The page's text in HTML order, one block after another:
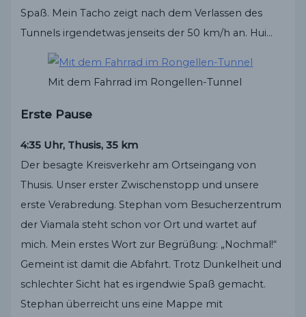
Spaß. Mein Tacho zeigt nach dem Verlassen des
Tunnels irgendetwas jenseits der 50 km/h an. Hui…
Mit dem Fahrrad im Rongellen-Tunnel
Erste Pause
4:35 Uhr, Thusis, 35 km
Der besagte Kreisverkehr am Ortseingang von
Thusis. Unser erster Zwischenstopp und unsere
erste Verabredung. Stephan vom Besucherzentrum
der Viamala steht schon vor Ort und wartet auf
mich. Mein erstes Wort zur Begrüßung: „Nochmal!“
Gemeint ist damit die Abfahrt. Trotz Dunkelheit und
schlechter Sicht hat es irgendwie Spaß gemacht.
Stephan überreicht uns eine Mappe mit